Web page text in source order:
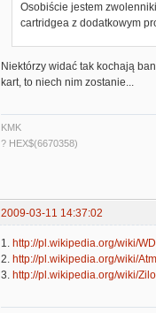
Osobiście jestem
cartridgea z dodatkowym
Niektórzy widać tak kochają
kart, to niech nim zostanie...
KMK
? HEX$(6670358)
2009-03-11 14:37:02
1. http://pl.wikipedia.org/wiki/
2. http://pl.wikipedia.org/wiki/
3. http://pl.wikipedia.org/wiki/